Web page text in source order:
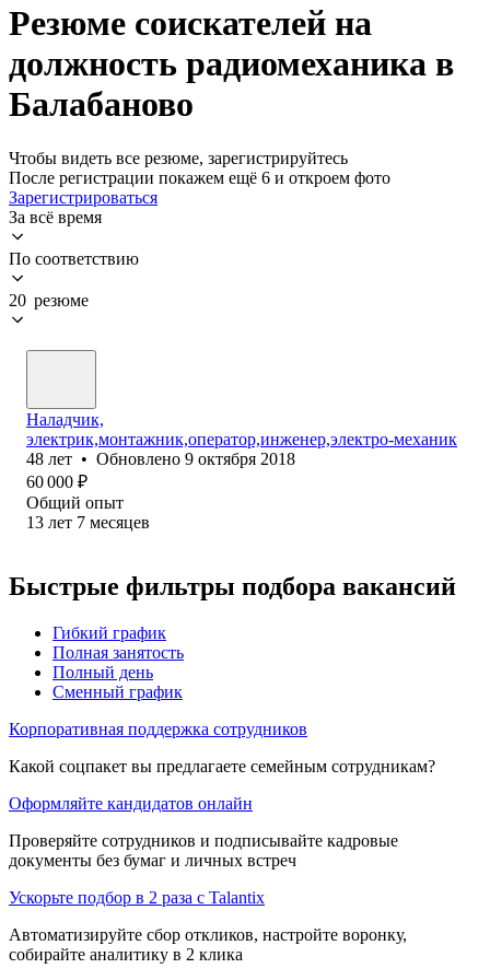
Резюме соискателей на
должность радиомеханика в
Балабаново
Чтобы видеть все резюме, зарегистрируйтесь
После регистрации покажем ещё 6 и откроем фото
Зарегистрироваться
За всё время
По соответствию
20 резюме
Наладчик,
электрик,монтажник,оператор,инженер,электро-механик
48 лет • Обновлено 9 октября 2018
60 000 ₽
Общий опыт
13 лет 7 месяцев
Быстрые фильтры подбора вакансий
Гибкий график
Полная занятость
Полный день
Сменный график
Корпоративная поддержка сотрудников
Какой соцпакет вы предлагаете семейным сотрудникам?
Оформляйте кандидатов онлайн
Проверяйте сотрудников и подписывайте кадровые
документы без бумаг и личных встреч
Ускорьте подбор в 2 раза с Talantix
Автоматизируйте сбор откликов, настройте воронку,
собирайте аналитику в 2 клика